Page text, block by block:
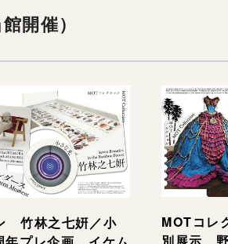
開催）
竹林之七姸／小
MOTコレ